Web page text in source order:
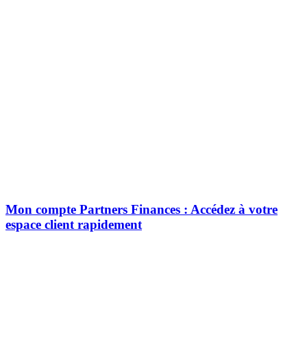
Mon compte Partners Finances : Accédez à votre
espace client rapidement